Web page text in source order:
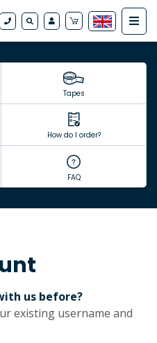
Tapes
How do I order?
FAQ
us before?
existing username and